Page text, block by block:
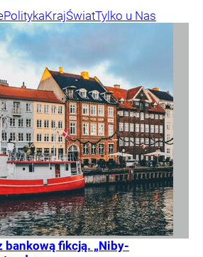
PolitykaKrajŚwiatTylko u Nas
bankową fikcją. „Niby-